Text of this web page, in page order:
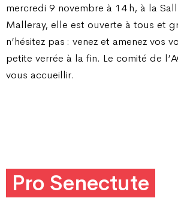
mercredi 9 novembre à 14 h, à la
Malleray, elle est ouverte à tous et
n’hésitez pas : venez et amenez vos
petite verrée à la fin. Le comité de
vous accueillir.
Pro Senectute